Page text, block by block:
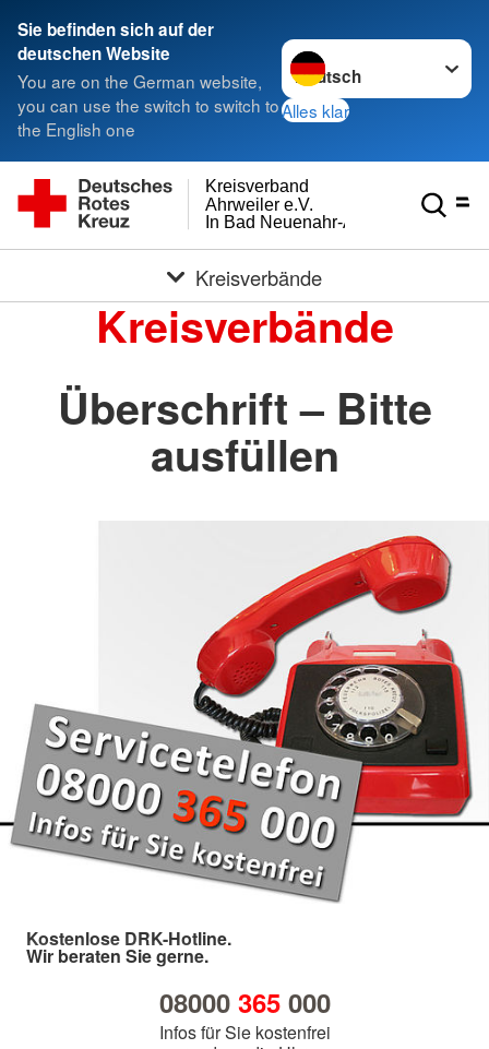
Sie befinden sich auf der
deutschen Website
You are on the German website,
you can use the switch to switch to
the English one
Sprache wechseln zu
Alles klar
In Bad Neuenahr-Ahrweiler
Ahrweiler e.V.
Kreisverband
Kreisverbände
Kreisverbände
Überschrift – Bitte
ausfüllen
Kostenlose DRK-Hotline.
Wir beraten Sie gerne.
08000 365000
Infos für Sie kostenfrei